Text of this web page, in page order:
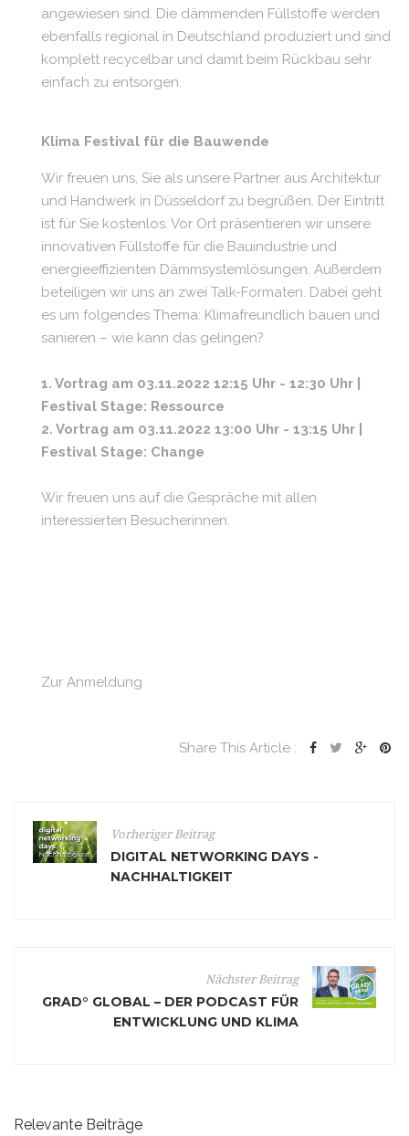
angewiesen sind. Die dämmenden Füllstoffe werden
ebenfalls regional in Deutschland produziert und sind
komplett recycelbar und damit beim Rückbau sehr
einfach zu entsorgen.
Klima Festival für die Bauwende
Wir freuen uns, Sie als unsere Partner aus Architektur
und Handwerk in Düsseldorf zu begrüßen. Der Eintritt
ist für Sie kostenlos. Vor Ort präsentieren wir unsere
innovativen Füllstoffe für die Bauindustrie und
energieeffizienten Dämmsystemlösungen. Außerdem
beteiligen wir uns an zwei Talk-Formaten. Dabei geht
es um folgendes Thema: Klimafreundlich bauen und
sanieren – wie kann das gelingen?
1. Vortrag am 03.11.2022 12:15 Uhr - 12:30 Uhr |
Festival Stage: Ressource
2. Vortrag am 03.11.2022 13:00 Uhr - 13:15 Uhr |
Festival Stage: Change
Wir freuen uns auf die Gespräche mit allen
interessierten Besucherinnen.
Zur Anmeldung
Share This Article :
Vorheriger Beitrag
DIGITAL NETWORKING DAYS -
NACHHALTIGKEIT
Nächster Beitrag
GRAD° GLOBAL – DER PODCAST FÜR
ENTWICKLUNG UND KLIMA
Relevante Beiträge